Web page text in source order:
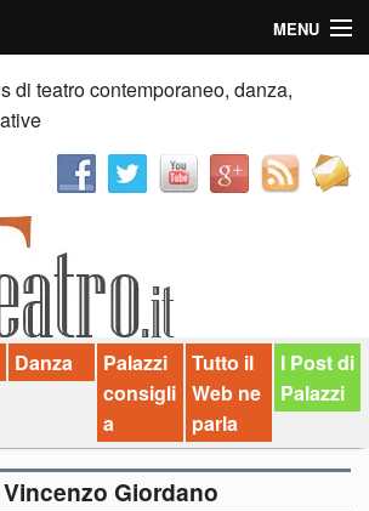
MENU
di teatro contemporaneo, danza,
Danza
Palazzi
consigli
a
Tutto il
Web ne
parla
I Post di
Palazzi
Vincenzo Giordano